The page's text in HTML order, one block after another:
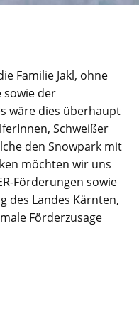
Familie Jakl, ohne
sowie der
wäre dies überhaupt
Schweißer
den Snowpark mit
möchten wir uns
Förderungen sowie
des Landes Kärnten,
Förderzusage